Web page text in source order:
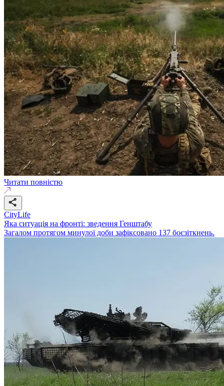
Читати повністю
CityLife
Яка ситуація на фронті: зведення Генштабу
Загалом протягом минулої доби зафіксовано 137 боєзіткнень.